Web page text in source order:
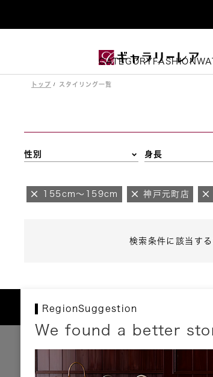
CATEGORY FASHION
トップ スタイリング一覧
性別 身長
155cm～159cm 神戸元町店
検索条件に該当す
RegionSuggestion
We found a better
お支払いについて
以下のお支払方法が利用可能で